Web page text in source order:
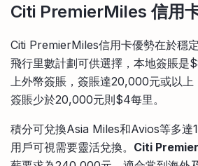
Citi PremierMiles 信用
Citi PremierMiles信用卡優勢在於穩
飛行里數計劃可供選擇，本地簽賬是
上外幣簽賬，簽賬達20,000元或以
簽賬少於20,000元則$4每里。
積分可兌換Asia Miles和Avios等多達
用戶可視需要靈活兌換。 Citi